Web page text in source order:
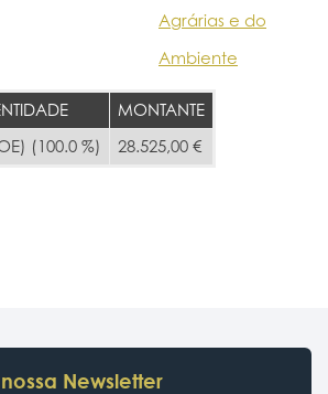
Agrárias e do
Ambiente
MONTANTE
(100.0 %)
28.525,00 €
Newsletter